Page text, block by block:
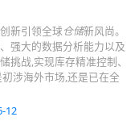
新引领全球仓储新风尚。
强大的数据分析能力以及
挑战,实现库存精准控制、
涉海外市场,还是已在全
12